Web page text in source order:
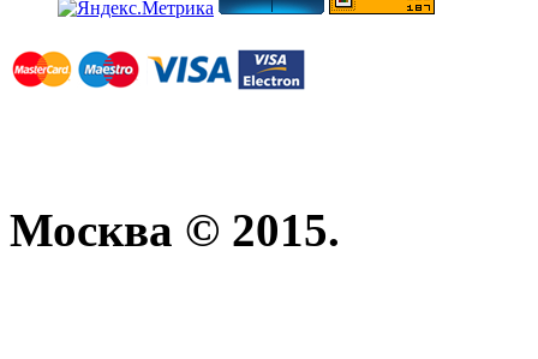
Москва © 2015.